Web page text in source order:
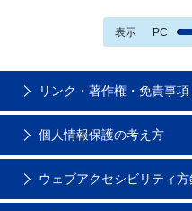
表示 PC
リンク・著作権・免責事項
個人情報保護の考え方
ウェブアクセシビリティ方